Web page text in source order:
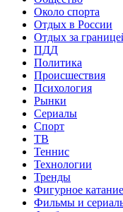
Около спорта
Отдых в России
Отдых за
ПДД
Политика
Происшествия
Психология
Рынки
Сериалы
Спорт
ТВ
Теннис
Технологии
Тренды
Фигурное катание
Фильмы и